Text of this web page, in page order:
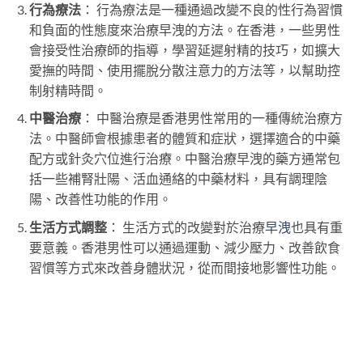
行為療法： 行為療法是一種通過改變不良的性行為習慣
和負面的性態度來治療早洩的方法。在香港，一些男性
會接受性治療師的指導，學習延遲射精的技巧，如擴大
愛撫的時間、使用擺脫分散注意力的方法等，以幫助控
制射精時間。
中醫治療： 中醫治療是香港男性常用的一種傳統治療方
法。中醫師會根據患者的體質和症狀，選擇適合的中藥
配方或針灸穴位進行治療。中醫治療早洩的藥方通常包
括一些補腎壯陽、活血通絡的中藥材料，具有調理陰
陽、改善性功能的作用。
生活方式調整： 生活方式的改變對於治療早洩也具有重
要意義。香港男性可以通過運動、減少壓力、改善飲食
習慣等方式來改善身體狀況，從而間接地影響性功能。